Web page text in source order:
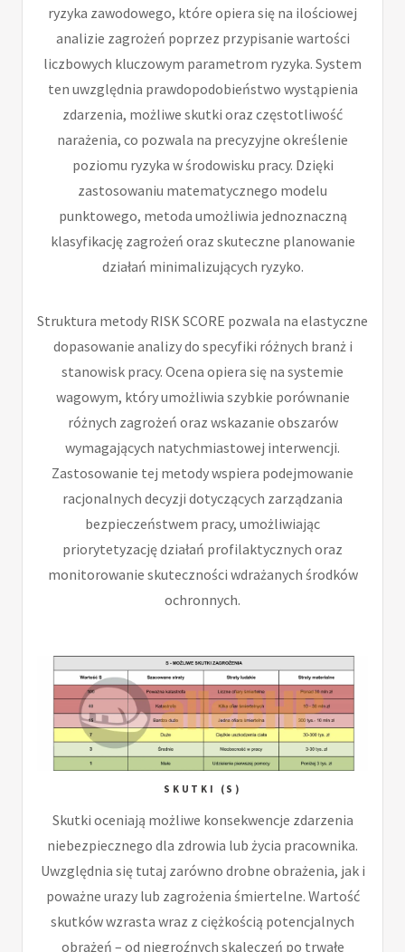
ryzyka zawodowego, które opiera się na ilościowej
analizie zagrożeń poprzez przypisanie wartości
liczbowych kluczowym parametrom ryzyka. System
ten uwzględnia prawdopodobieństwo wystąpienia
zdarzenia, możliwe skutki oraz częstotliwość
narażenia, co pozwala na precyzyjne określenie
poziomu ryzyka w środowisku pracy. Dzięki
zastosowaniu matematycznego modelu
punktowego, metoda umożliwia jednoznaczną
klasyfikację zagrożeń oraz skuteczne planowanie
działań minimalizujących ryzyko.
Struktura metody RISK SCORE pozwala na elastyczne
dopasowanie analizy do specyfiki różnych branż i
stanowisk pracy. Ocena opiera się na systemie
wagowym, który umożliwia szybkie porównanie
różnych zagrożeń oraz wskazanie obszarów
wymagających natychmiastowej interwencji.
Zastosowanie tej metody wspiera podejmowanie
racjonalnych decyzji dotyczących zarządzania
bezpieczeństwem pracy, umożliwiając
priorytetyzację działań profilaktycznych oraz
monitorowanie skuteczności wdrażanych środków
ochronnych.
SKUTKI (S)
Skutki oceniają możliwe konsekwencje zdarzenia
niebezpiecznego dla zdrowia lub życia pracownika.
Uwzględnia się tutaj zarówno drobne obrażenia, jak i
poważne urazy lub zagrożenia śmiertelne. Wartość
skutków wzrasta wraz z ciężkością potencjalnych
obrażeń – od niegroźnych skaleczeń po trwałe